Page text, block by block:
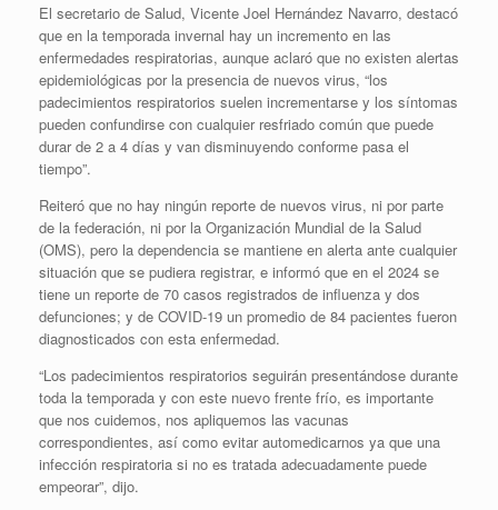
El secretario de Salud, Vicente Joel Hernández Navarro, destacó
que en la temporada invernal hay un incremento en las
enfermedades respiratorias, aunque aclaró que no existen alertas
epidemiológicas por la presencia de nuevos virus, “los
padecimientos respiratorios suelen incrementarse y los síntomas
pueden confundirse con cualquier resfriado común que puede
durar de 2 a 4 días y van disminuyendo conforme pasa el
tiempo”.
Reiteró que no hay ningún reporte de nuevos virus, ni por parte
de la federación, ni por la Organización Mundial de la Salud
(OMS), pero la dependencia se mantiene en alerta ante cualquier
situación que se pudiera registrar, e informó que en el 2024 se
tiene un reporte de 70 casos registrados de influenza y dos
defunciones; y de COVID-19 un promedio de 84 pacientes fueron
diagnosticados con esta enfermedad.
“Los padecimientos respiratorios seguirán presentándose durante
toda la temporada y con este nuevo frente frío, es importante
que nos cuidemos, nos apliquemos las vacunas
correspondientes, así como evitar automedicarnos ya que una
infección respiratoria si no es tratada adecuadamente puede
empeorar”, dijo.